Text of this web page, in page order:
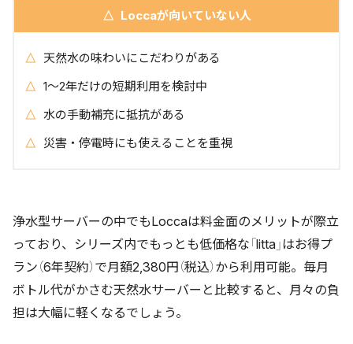
Loccaに関するよくある質問
おすすめ
Loccaが向いていない人
天然水の味わいにこだわりがある
1〜2年だけの短期利用を検討中
水の手動補充に抵抗がある
災害・停電時にも使えることを重視
浄水型サーバーの中でもLoccaは料金面のメリットが際立
っており、シリーズ内でもっとも低価格な「litta」はお得プ
ラン（6年契約）で月額2,380円（税込）から利用可能。毎月
ボトル代がかさむ天然水サーバーと比較すると、月々の負
担は大幅に軽くなるでしょう。